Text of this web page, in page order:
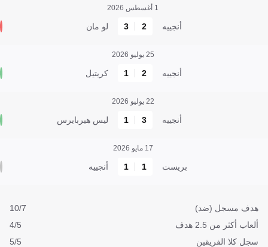
1 أغسطس 2026
أنجييه 2
3 لو مان
25 يوليو 2026
أنجييه 2
1 كريتيل
22 يوليو 2026
أنجييه 3
1 ليس هيربايرس
17 مايو 2026
بريست 1
1 أنجييه
هدف مسجل (ضد)
10/7
ألعاب أكثر من 2.5 هدف
4/5
سجل كلا الفريقين
5/5